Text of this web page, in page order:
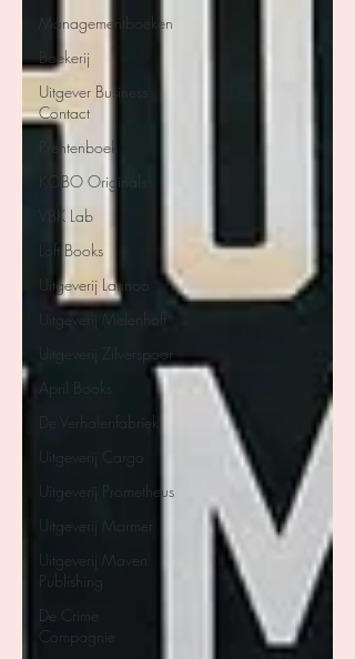
Managementboeken
Boekerij
Uitgever Business
Contact
Prentenboek
KOBO Originals
VBK Lab
Loft Books
Uitgeverij Lannoo
Uitgeverij Melenhoff
Uitgeverij Zilverspoor
April Books
De Verhalenfabriek
Uitgeverij Cargo
Uitgeverij Prometheus
Uitgeverij Marmer
Uitgeverij Maven
Publishing
De Crime
Compagnie